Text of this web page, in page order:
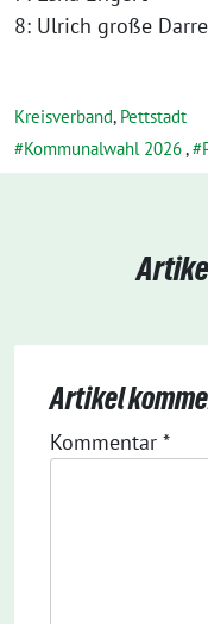
8: Ulrich große
Kreisverband, Pettstadt
Kommunalwahl 2026,
Artikel
Kommentar *